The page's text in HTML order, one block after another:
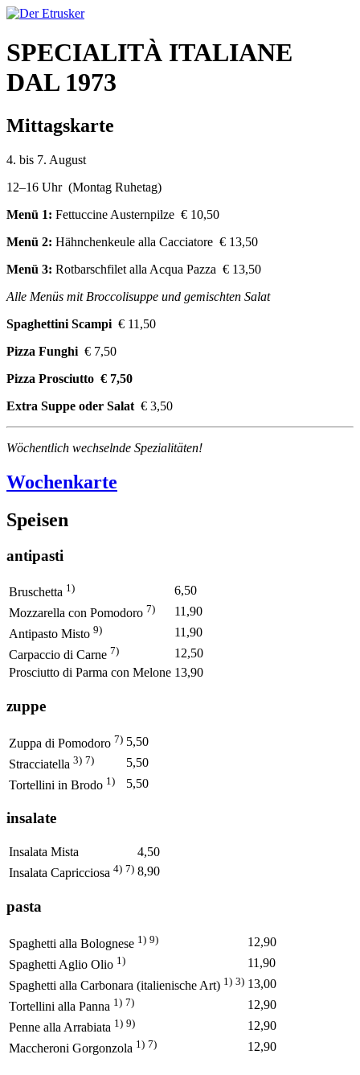
SPECIALITÀ ITALIANE
DAL 1973
Mittagskarte
4. bis 7. August
12–16 Uhr (Montag Ruhetag)
Menü 1: Fettuccine Austernpilze € 10,50
Menü 2: Hähnchenkeule alla Cacciatore € 13,50
Menü 3: Rotbarschfilet alla Acqua Pazza € 13,50
Alle Menüs mit Broccolisuppe und gemischten Salat
Spaghettini Scampi € 11,50
Pizza Funghi € 7,50
Pizza Prosciutto € 7,50
Extra Suppe oder Salat € 3,50
Wöchentlich wechselnde Spezialitäten!
Wochenkarte
Speisen
antipasti
Bruschetta 1)
6,50
Mozzarella con Pomodoro 7)
11,90
Antipasto Misto 9)
11,90
Carpaccio di Carne 7)
12,50
Prosciutto di Parma con Melone 13,90
zuppe
Zuppa di Pomodoro 7) 5,50
Stracciatella 3) 7)
5,50
Tortellini in Brodo 1) 5,50
insalate
Insalata Mista
4,50
Insalata Capricciosa 4) 7) 8,90
pasta
Spaghetti alla Bolognese 1) 9)
12,90
Spaghetti Aglio Olio 1)
11,90
Spaghetti alla Carbonara (italienische Art) 1) 3) 13,00
Tortellini alla Panna 1) 7)
12,90
Penne alla Arrabiata 1) 9)
12,90
Maccheroni Gorgonzola 1) 7) 12,90